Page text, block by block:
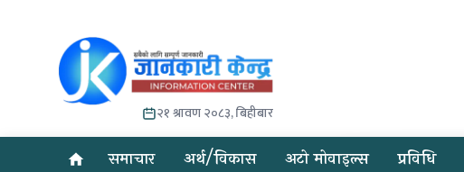
२१ श्रावण २०८३, बिहीबार
समाचार अर्थ/विकास अटो मोवाइल्स प्रविधि